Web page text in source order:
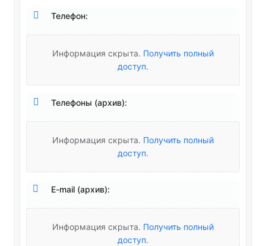
Телефон:
Информация скрыта. Получить полный
доступ.
Телефоны (архив):
Информация скрыта. Получить полный
доступ.
E-mail (архив):
Информация скрыта. Получить полный
доступ.